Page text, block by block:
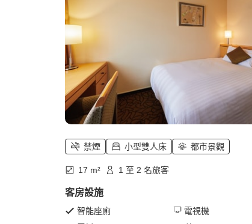
禁煙 小型雙人床 都市景觀
17 m² 1 至 2 名旅客
客房設施
智能座廁
電視機